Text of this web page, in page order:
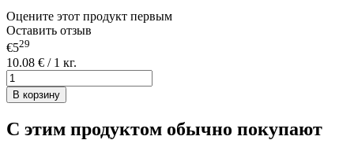
Оцените этот продукт первым
Оставить отзыв
€529
10.08 € / 1 кг.
В корзину
С этим продуктом обычно покупают